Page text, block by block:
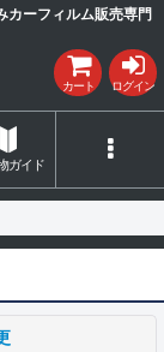
カーフィルム販売専門
カート ログイン
ガイド